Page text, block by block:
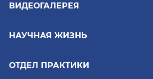
ВИДЕОГАЛЕРЕЯ
НАУЧНАЯ ЖИЗНЬ
ОТДЕЛ ПРАКТИКИ